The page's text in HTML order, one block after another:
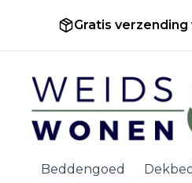
Gratis
Ga naar de inhoud
Beddengoed